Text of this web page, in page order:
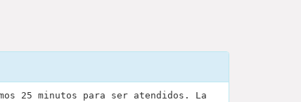
25 minutos para ser atendidos. La